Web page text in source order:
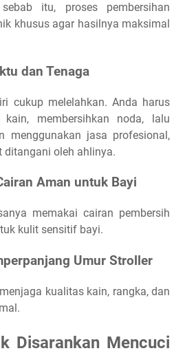
itu, proses pembersihan
khusus agar hasilnya maksimal
dan Tenaga
cukup melelahkan. Anda harus
kain, membersihkan noda, lalu
menggunakan jasa profesional,
ditangani oleh ahlinya.
Aman untuk Bayi
memakai cairan pembersih
kulit sensitif bayi.
Umur Stroller
kualitas kain, rangka, dan
Disarankan Mencuci